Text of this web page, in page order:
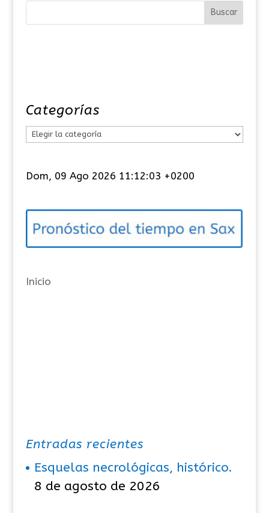
Categorías
e
o
í
s
Dom, 09 Ago 2026 11:12:04 +0200
Inicio
Entradas recientes
Esquelas necrológicas, histórico.
8 de agosto de 2026